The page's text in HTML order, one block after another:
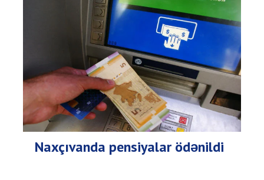
Naxçıvanda pensiyalar ödənildi